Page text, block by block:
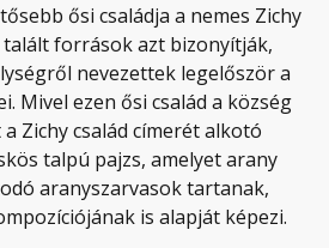
ősi családja a nemes Zichy
talált források azt bizonyítják,
nevezettek legelőször a
Mivel ezen ősi család a község
Zichy család címerét alkotó
talpú pajzs, amelyet arany
aranyszarvasok tartanak,
is alapját képezi.